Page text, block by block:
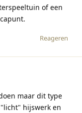
of een
Reageren
maar dit type
hijswerk en